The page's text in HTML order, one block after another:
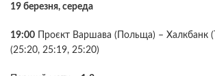
19 березня, середа
19:00 Проєкт Варшава (Польща) – Халкбанк
(25:20, 25:19, 25:20)